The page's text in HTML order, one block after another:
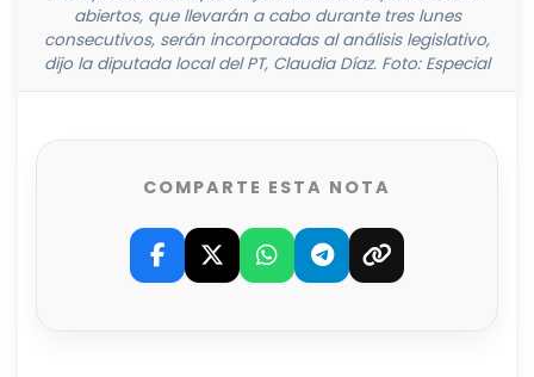
abiertos, que llevarán a cabo durante tres lunes
consecutivos, serán incorporadas al análisis legislativo,
dijo la diputada local del PT, Claudia Díaz. Foto: Especial
COMPARTE ESTA NOTA